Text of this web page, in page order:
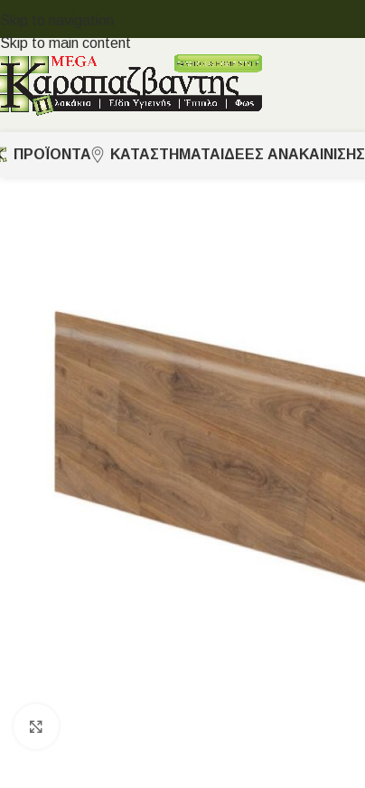
Skip to navigation
Skip to main content
ΠΡΟΪΟΝΤΑ ΚΑΤΑΣΤΗΜΑΤΑ ΙΔΈΕΣ ΑΝΑΚΑΊΝΙΣΗΣ